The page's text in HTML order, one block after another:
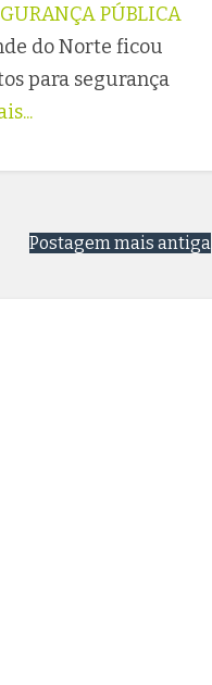
PÚBLICA
do Norte ficou
para segurança
Postagem mais antiga